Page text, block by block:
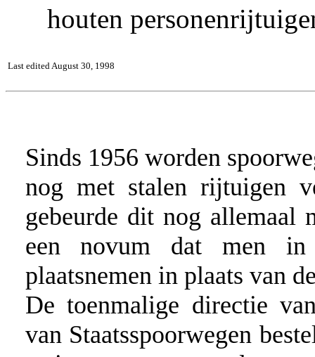
houten
Last edited August 30, 1998
Sinds 1956 worden
nog met stalen rijtuigen
gebeurde dit nog allemaal
een novum dat men in
plaatsnemen in plaats van
De toenmalige directie
van Staatsspoorwegen